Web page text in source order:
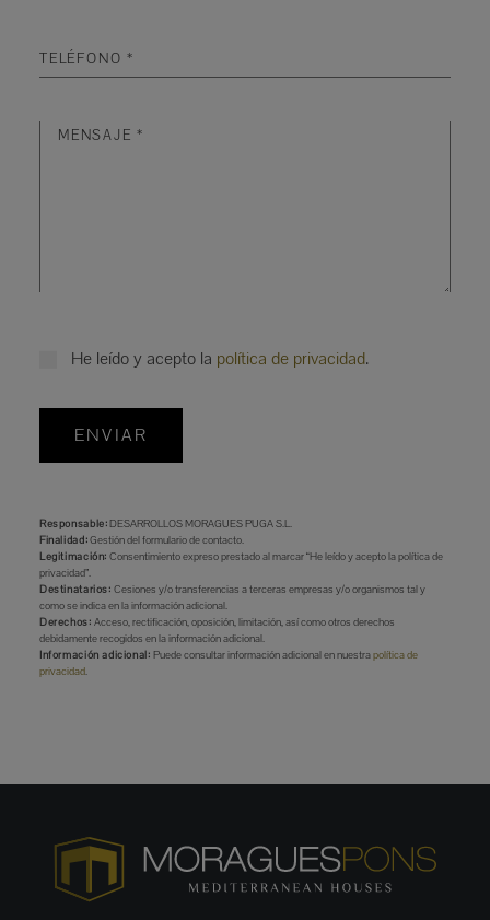
He leído y acepto la política de privacidad.
ENVIAR
Responsable:DESARROLLOS MORAGUES PUGA S.L.
Finalidad:Gestión del formulario de contacto.
Legitimación: Consentimiento expreso prestado al marcar “He leído y acepto la política de
privacidad”.
Destinatarios: Cesiones y/o transferencias a terceras empresas y/o organismos tal y
como se indica en la información adicional.
Derechos: Acceso, rectificación, oposición, limitación, así como otros derechos
debidamente recogidos en la información adicional.
Información adicional: Puede consultar información adicional en nuestrapolítica de
privacidad.